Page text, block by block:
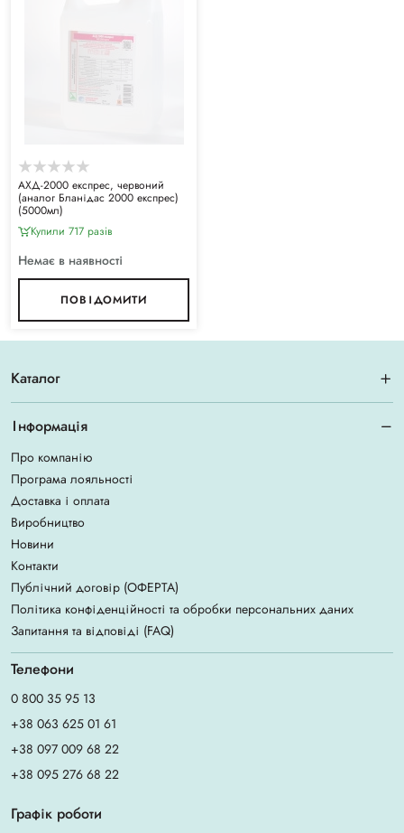
АХД-2000 експрес, червоний
(аналог Бланідас 2000 експрес)
(5000мл)
Купили 717 разiв
Немає в наявності
ПОВІДОМИТИ
Каталог
Інформація
Про компанію
Програма лояльності
Доставка і оплата
Виробництво
Новини
Контакти
Публічний договір (ОФЕРТА)
Політика конфіденційності та обробки персональних даних
Запитання та відповіді (FAQ)
Телефони
0 800 35 95 13
+38 063 625 01 61
+38 097 009 68 22
+38 095 276 68 22
Графік роботи